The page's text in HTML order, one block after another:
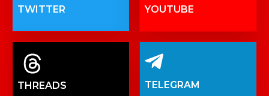
TWITTER YOUTUBE
THREADS TELEGRAM